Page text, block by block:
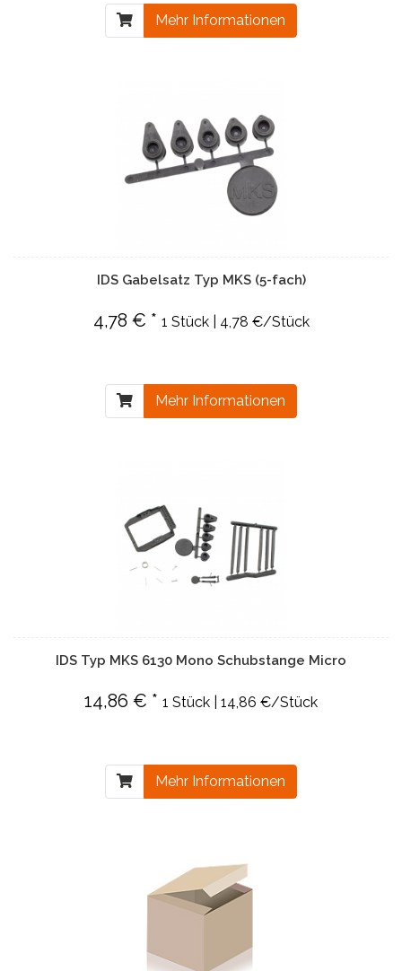
Mehr Informationen
IDS Gabelsatz Typ MKS (5-fach)
4,78 € * 1 Stück | 4,78 €/Stück
Mehr Informationen
IDS Typ MKS 6130 Mono Schubstange Micro
14,86 € * 1 Stück | 14,86 €/Stück
Mehr Informationen